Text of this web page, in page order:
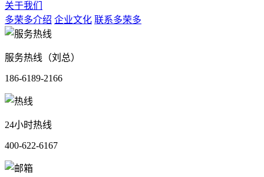
关于我们
多荣多介绍 企业文化 联系多荣多
服务热线（刘总）
186-6189-2166
24小时热线
400-622-6167